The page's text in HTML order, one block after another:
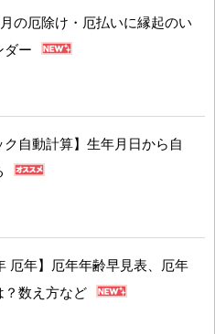
の厄除け・厄払いに縁起のい
ダー
ク自動計算】生年月日から自
厄年】厄年年齢早見表、厄年
？数え方など